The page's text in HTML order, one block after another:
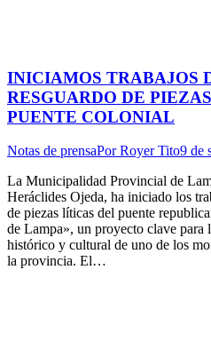
INICIAMOS TRABAJOS
RESGUARDO DE
PUENTE COLONIAL
Notas de prensaPorRoyer Tito9 de
La Municipalidad Provincial de
Heráclides Ojeda, ha iniciado los
de piezas líticas del puente
de Lampa», un proyecto clave para
histórico y cultural de uno de los
la provincia. El…